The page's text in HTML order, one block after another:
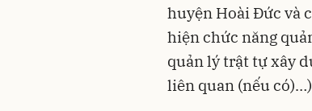
huyện Hoài Đức và
hiện chức năng
quản lý trật tự xây
liên quan (nếu